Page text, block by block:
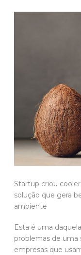
Startup criou
solução que gera
ambiente
Esta é uma
problemas de uma
empresas que